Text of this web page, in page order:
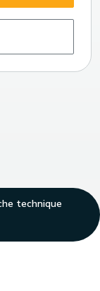
technique